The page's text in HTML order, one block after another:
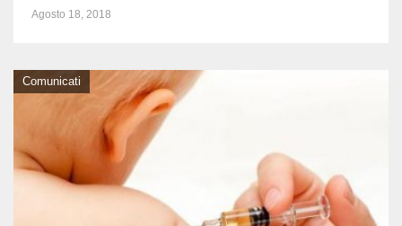
Agosto 18, 2018
Comunicati